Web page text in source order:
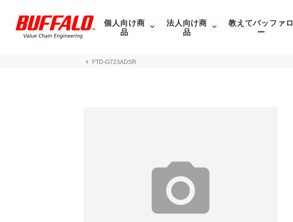
個人向け商
品
法人向け商
品
教えてバッファロ
ー
FTD-G723ADSR